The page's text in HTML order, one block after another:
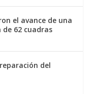
el avance de una
62 cuadras
del